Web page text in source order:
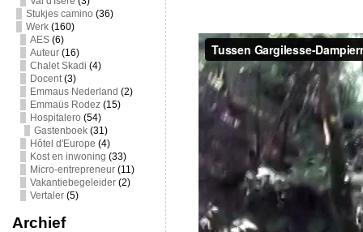
Stukjes camino (36)
Werk(160)
AES(6)
Auteur(16)
Chalet Skadi (4)
Docent(3)
Emmaus Nederland (2)
Emmaüs Rodez(15)
Hospitalero (54)
Gastenboek(31)
Hôtel d'Europe (4)
Kost en inwoning (33)
Micro-entrepreneur(11)
Vakantiebegeleider(2)
Vertaler(5)
Archief